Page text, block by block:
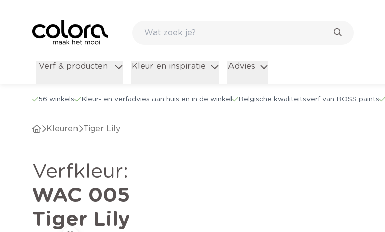
Verf & producten Kleur en inspiratie Advies
56 winkels Kleur- en verfadvies aan huis en in de winkel Belgische kwaliteitsverf van BOSS paints
Kleuren Tiger Lily
verfkleur:
WAC 005
Tiger Lily